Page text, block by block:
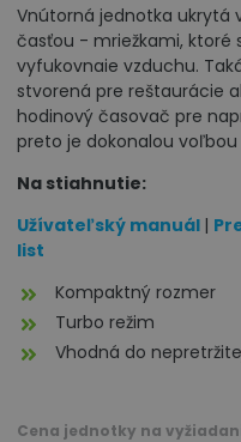
Vnútorná jednotka ukrytá
časťou - mriežkami, ktoré
vyfukovnaie vzduchu.
stvorená pre reštaurácie
hodinový časovač pre
preto je dokonalou
Na stiahnutie:
Užívateľský manuál |
list
Kompaktný rozmer
Turbo režim
Vhodná do
Cena jednotky na